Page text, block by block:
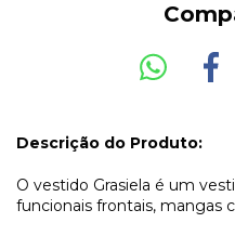
Descrição do Produto:
O vestido Grasiela é um
funcionais frontais, mangas